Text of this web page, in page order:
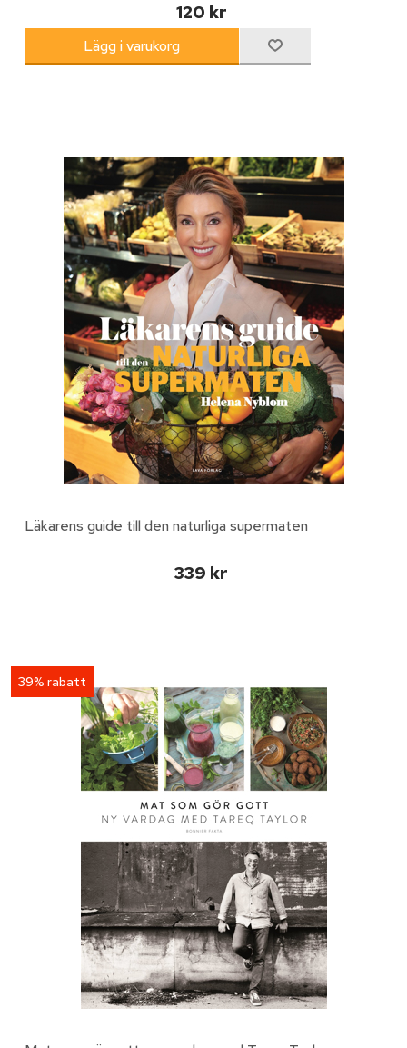
120 kr
Läkarens guide till den naturliga supermaten
339 kr
39% rabatt